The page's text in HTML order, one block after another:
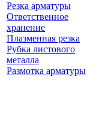
Резка арматуры
Ответственное
хранение
Плазменная резка
Рубка листового
металла
Размотка арматуры